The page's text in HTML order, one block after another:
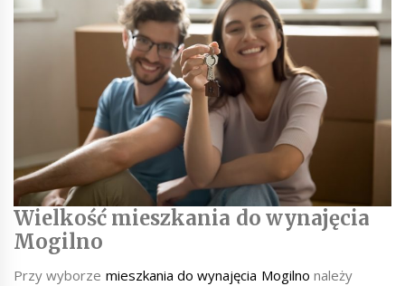
Wielkość mieszkania do wynajęcia
Mogilno
Przy wyborze mieszkania do wynajęcia Mogilno należy